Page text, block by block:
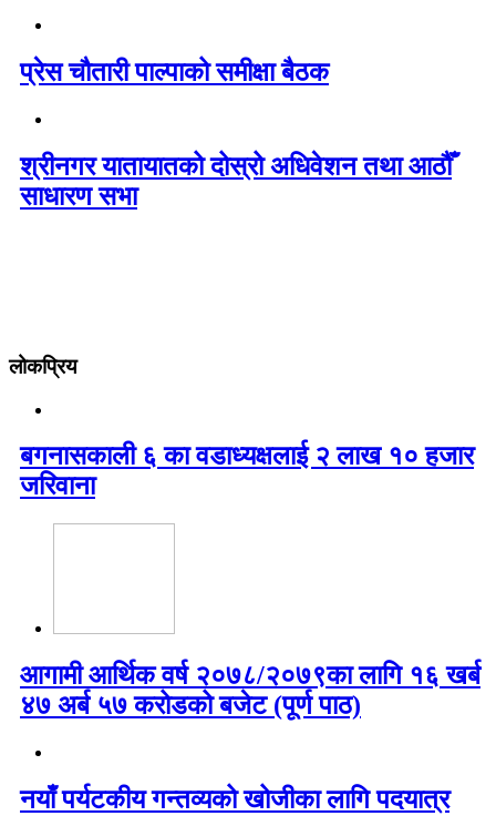
प्रेस चौतारी पाल्पाको समीक्षा बैठक
श्रीनगर यातायातको दोस्रो अधिवेशन तथा आठौँ
साधारण सभा
लोकप्रिय
बगनासकाली ६ का वडाध्यक्षलाई २ लाख १० हजार
जरिवाना
आगामी आर्थिक वर्ष २०७८/२०७९का लागि १६ खर्ब
४७ अर्ब ५७ करोडको बजेट (पूर्ण पाठ)
नयाँ पर्यटकीय गन्तव्यको खोजीका लागि पदयात्र